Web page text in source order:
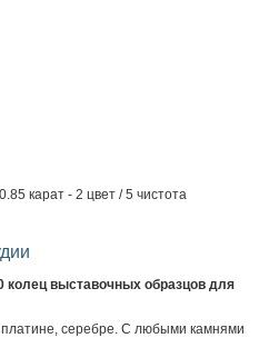
карат - 2 цвет / 5 чистота
колец выставочных образцов для
серебре. С любыми камнями